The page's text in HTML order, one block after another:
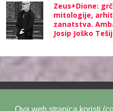
Zeus+Dione:
mitologije,
zanatstva.
Josip Joško